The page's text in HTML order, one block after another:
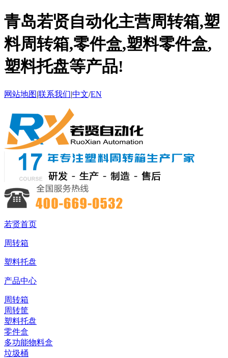
青岛若贤自动化主营周转箱,塑
料周转箱,零件盒,塑料零件盒,
塑料托盘等产品!
网站地图|联系我们|中文/EN
若贤首页
周转箱
塑料托盘
产品中心
周转箱
周转筐
塑料托盘
零件盒
多功能物料盒
垃圾桶